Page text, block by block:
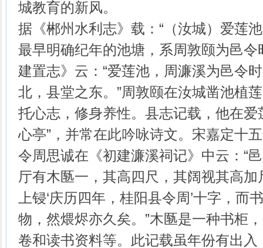
城教育的新风。
据《郴州水利志》载：“（汝城）爱莲
最早明确纪年的池塘，系周敦颐为邑令
建置志》云：“爱莲池，周濂溪为邑令
北，县堂之东。”周敦颐在汝城凿池植
托心志，修身养性。县志记载，他在爱
心亭”，并常在此吟咏诗文。宋嘉定十
令周思诚在《初建濂溪祠记》中云：“
厅有木匦一，其高四尺，其阔视其高
上锓‘庆历四年，桂阳县令周’十字，而
物，然煨烬亦久矣。”木匦是一种书柜
卷和读书资料等。此记载虽年份有出